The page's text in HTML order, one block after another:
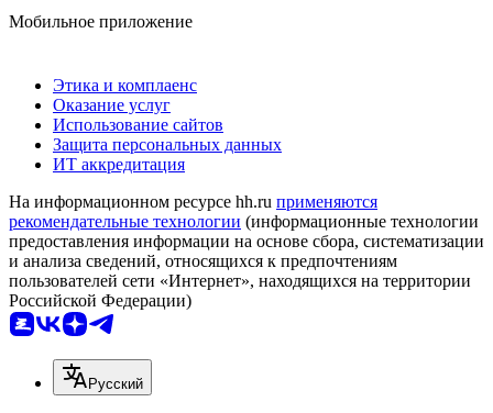
Мобильное приложение
Этика и комплаенс
Оказание услуг
Использование сайтов
Защита персональных данных
ИТ аккредитация
На информационном ресурсе hh.ru применяются
рекомендательные технологии (информационные технологии
предоставления информации на основе сбора, систематизации
и анализа сведений, относящихся к предпочтениям
пользователей сети «Интернет», находящихся на территории
Российской Федерации)
Русский